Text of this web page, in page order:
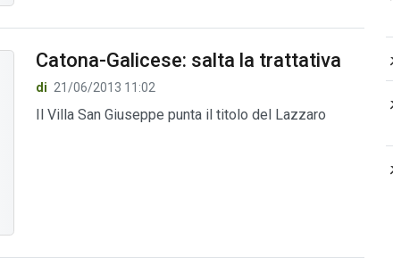
Catona-Galicese: salta la trattativa
di 21/06/2013 11:02
Il Villa San Giuseppe punta il titolo del Lazzaro